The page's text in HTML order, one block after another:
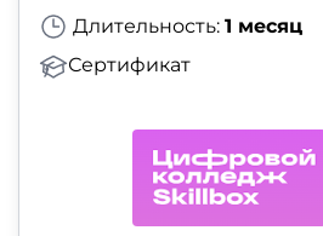
Длительность: 1 месяц
Сертификат